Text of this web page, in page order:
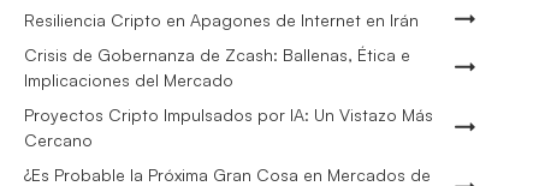
Resiliencia Cripto en Apagones de Internet en Irán
Crisis de Gobernanza de Zcash: Ballenas, Ética e
Implicaciones del Mercado
Proyectos Cripto Impulsados por IA: Un Vistazo Más
Cercano
¿Es Probable la Próxima Gran Cosa en Mercados de